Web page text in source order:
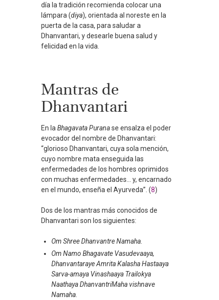
día la tradición recomienda colocar una
lámpara (diya), orientada al noreste en la
puerta de la casa, para saludar a
Dhanvantari, y desearle buena salud y
felicidad en la vida.
Mantras de
Dhanvantari
En laBhagavata Puranase ensalza el poder
evocador del nombre de Dhanvantari:
“glorioso Dhanvantari, cuya sola mención,
cuyo nombre mata enseguida las
enfermedades de los hombres oprimidos
con muchas enfermedades… y, encarnado
en el mundo, enseña el Ayurveda”. (8)
Dos de los mantras más conocidos de
Dhanvantari son los siguientes:
Om Shree Dhanvantre Namaha.
Om Namo Bhagavate Vasudevaaya,
Dhanvantaraye Amrita Kalasha Hastaaya
Sarva-amaya Vinashaaya Trailokya
Naathaya DhanvantriMaha vishnave
Namaha